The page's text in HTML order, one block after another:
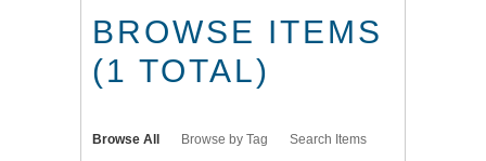
BROWSE ITEMS
(1 TOTAL)
Browse All Browse by Tag Search Items